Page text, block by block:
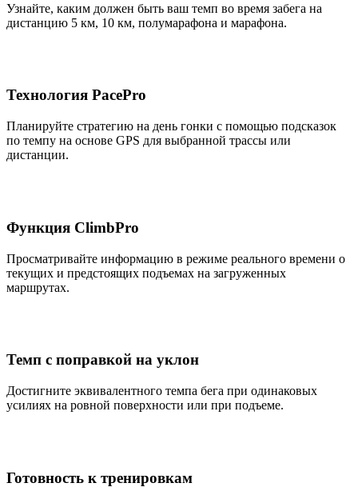
Узнайте, каким должен быть ваш темп во время забега на
дистанцию 5 км, 10 км, полумарафона и марафона.
Технология PacePro
Планируйте стратегию на день гонки с помощью подсказок
по темпу на основе GPS для выбранной трассы или
дистанции.
Функция ClimbPro
Просматривайте информацию в режиме реального времени о
текущих и предстоящих подъемах на загруженных
маршрутах.
Темп с поправкой на уклон
Достигните эквивалентного темпа бега при одинаковых
усилиях на ровной поверхности или при подъеме.
Готовность к тренировкам